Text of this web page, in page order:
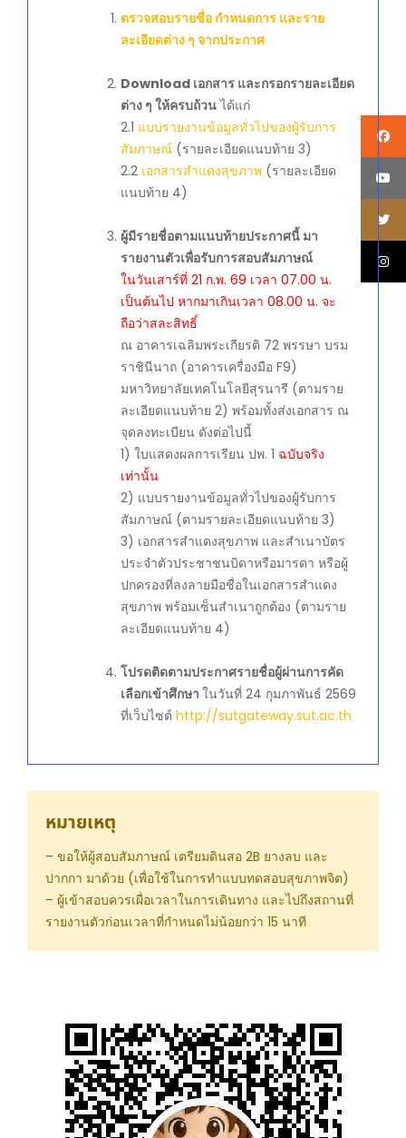
ตรวจสอบรายชื่อ กำหนดการ และราย
ละเอียดต่าง ๆ จากประกาศ
Download เอกสาร และกรอกรายละเอียด
ต่าง ๆ ให้ครบถ้วนได้แก่
2.1 แบบรายงานข้อมูลทั่วไปของผู้รับการ
สัมภาษณ์ (รายละเอียดแนบท้าย 3)
2.2 เอกสารสำแดงสุขภาพ (รายละเอียด
แนบท้าย 4)
ผู้มีรายชื่อตามแนบท้ายประกาศนี้ มา
รายงานตัวเพื่อรับการสอบสัมภาษณ์
ในวันเสาร์ที่ 21 ก.พ. 69 เวลา 07.00 น.
เป็นต้นไป หากมาเกินเวลา 08.00 น. จะ
ถือว่าสละสิทธิ์
ณ อาคารเฉลิมพระเกียรติ 72 พรรษา บรม
ราชินีนาถ (อาคารเครื่องมือ F9)
มหาวิทยาลัยเทคโนโลยีสุรนารี (ตามราย
ละเอียดแนบท้าย 2) พร้อมทั้งส่งเอกสาร ณ
จุดลงทะเบียน ดังต่อไปนี้
1) ใบแสดงผลการเรียน ปพ. 1 ฉบับจริง
เท่านั้น
2) แบบรายงานข้อมูลทั่วไปของผู้รับการ
สัมภาษณ์ (ตามรายละเอียดแนบท้าย 3)
3) เอกสารสำแดงสุขภาพ และสำเนาบัตร
ประจำตัวประชาชนบิดาหรือมารดา หรือผู้
ปกครองที่ลงลายมือชื่อในเอกสารสำแดง
สุขภาพ พร้อมเซ็นสำเนาถูกต้อง (ตามราย
ละเอียดแนบท้าย 4)
โปรดติดตามประกาศรายชื่อผู้ผ่านการคัด
เลือกเข้าศึกษา ในวันที่ 24 กุมภาพันธ์ 2569
ที่เว็บไซต์ http://sutgateway.sut.ac.th
หมายเหตุ
– ขอให้ผู้สอบสัมภาษณ์ เตรียมดินสอ 2B ยางลบ และ
ปากกา มาด้วย (เพื่อใช้ในการทำแบบทดสอบสุขภาพจิต)
– ผู้เข้าสอบควรเผื่อเวลาในการเดินทาง และไปถึงสถานที่
รายงานตัวก่อนเวลาที่กำหนดไม่น้อยกว่า 15 นาที